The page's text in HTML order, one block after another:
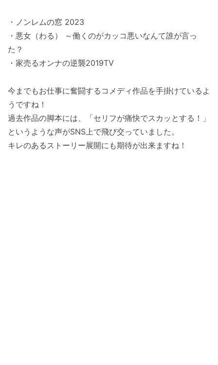
・ノンレムの窓 2023
・悪女（わる） ～働くのがカッコ悪いなんて誰が言っ
た？
・家売るオンナの逆襲2019TV
今までもお仕事に奮闘するコメディ作品を手掛けているよ
うですね！
過去作品の脚本には、「セリフが痛快でスカッとする！」
というような声がSNS上で飛び交っていました。
キレのあるストーリー展開にも期待が出来ますね！